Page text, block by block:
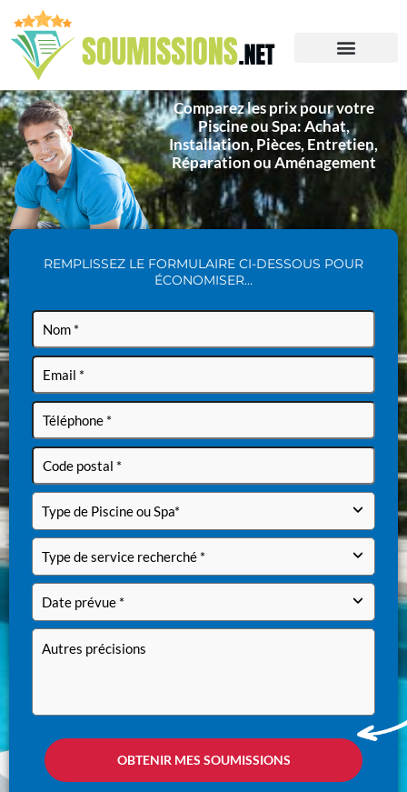
Comparez les prix pour votre
Piscine ou Spa: Achat,
Installation, Pièces, Entretien,
Réparation ou Aménagement
REMPLISSEZ LE FORMULAIRE CI-DESSOUS POUR
ÉCONOMISER…